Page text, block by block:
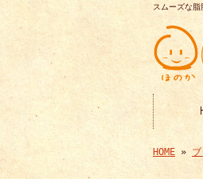
スムーズな
HOME »